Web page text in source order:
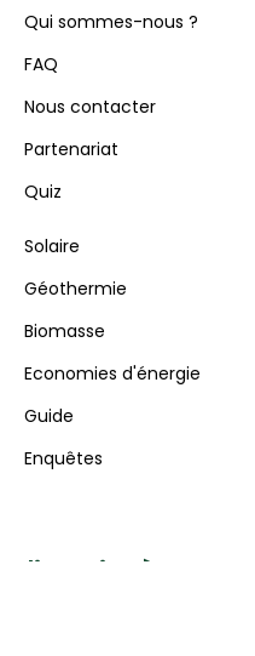
Qui sommes-nous ?
FAQ
Nous contacter
Partenariat
Quiz
Solaire
Géothermie
Biomasse
Economies d'énergie
Guide
Enquêtes
S'inscrire à la